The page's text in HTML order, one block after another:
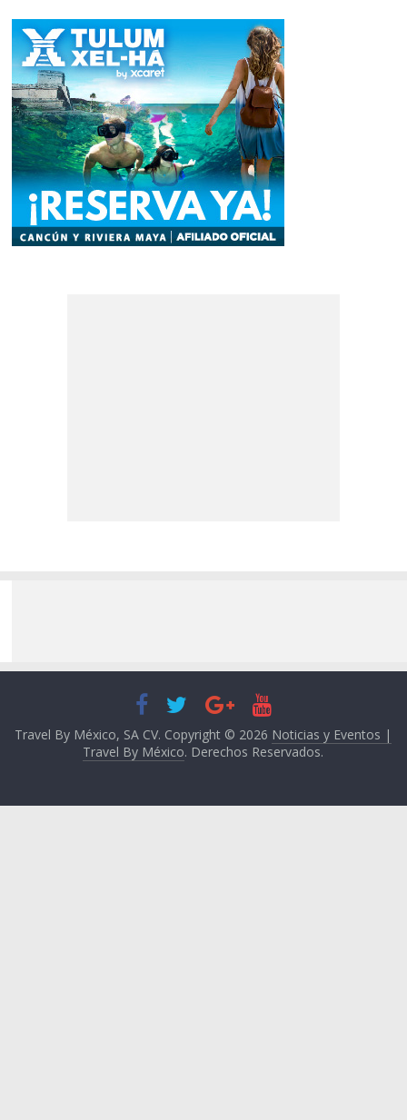
Travel By México, SA CV. Copyright © 2026 Noticias y Eventos |
Travel By México. Derechos Reservados.